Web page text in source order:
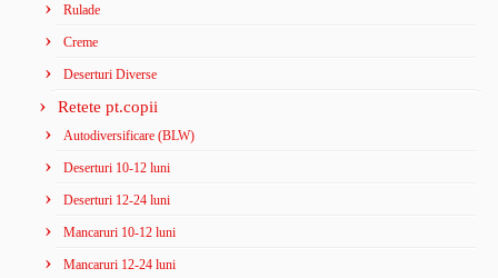
Rulade
Creme
Deserturi Diverse
Retete pt.copii
Autodiversificare (BLW)
Deserturi 10-12 luni
Deserturi 12-24 luni
Mancaruri 10-12 luni
Mancaruri 12-24 luni